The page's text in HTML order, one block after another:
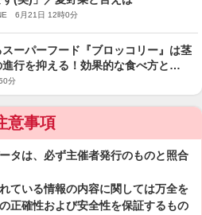
6月21日 12時0分
ーパーフード『ブロッコリー』は茎
行を抑える！効果的な食べ方と
手に-10歳若返る体になるすごい方
分
意事項
タは、必ず主催者発行のものと照合
ている情報の内容に関しては万全を
正確性および安全性を保証するもの